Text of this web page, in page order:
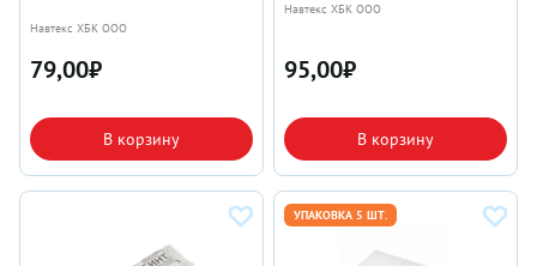
Навтекс ХБК ООО
79,00₽
В корзину
Навтекс ХБК ООО
95,00₽
В корзину
УПАКОВКА 5 ШТ.